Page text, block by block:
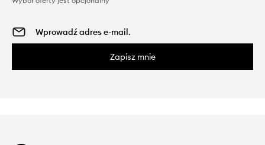
Zapisz mnie